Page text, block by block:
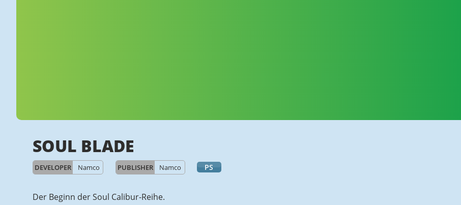
SOUL BLADE
DEVELOPER Namco PUBLISHER Namco PS
Der Beginn der Soul Calibur-Reihe.